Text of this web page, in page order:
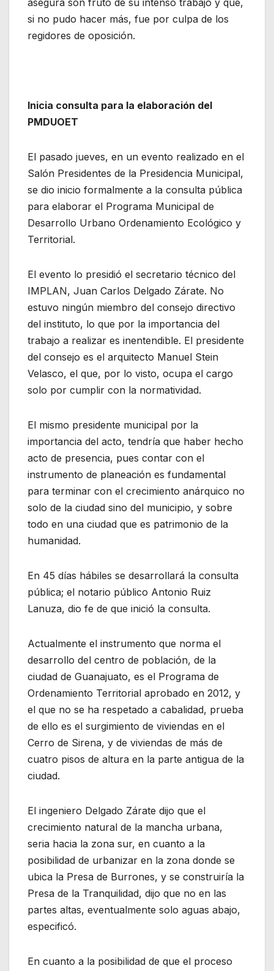
asegura son fruto de su intenso trabajo y que,
si no pudo hacer más, fue por culpa de los
regidores de oposición.
Inicia consulta para la elaboración del
PMDUOET
El pasado jueves, en un evento realizado en el
Salón Presidentes de la Presidencia Municipal,
se dio inicio formalmente a la consulta pública
para elaborar el Programa Municipal de
Desarrollo Urbano Ordenamiento Ecológico y
Territorial.
El evento lo presidió el secretario técnico del
IMPLAN, Juan Carlos Delgado Zárate. No
estuvo ningún miembro del consejo directivo
del instituto, lo que por la importancia del
trabajo a realizar es inentendible. El presidente
del consejo es el arquitecto Manuel Stein
Velasco, el que, por lo visto, ocupa el cargo
solo por cumplir con la normatividad.
El mismo presidente municipal por la
importancia del acto, tendría que haber hecho
acto de presencia, pues contar con el
instrumento de planeación es fundamental
para terminar con el crecimiento anárquico no
solo de la ciudad sino del municipio, y sobre
todo en una ciudad que es patrimonio de la
humanidad.
En 45 días hábiles se desarrollará la consulta
pública; el notario público Antonio Ruiz
Lanuza, dio fe de que inició la consulta.
Actualmente el instrumento que norma el
desarrollo del centro de población, de la
ciudad de Guanajuato, es el Programa de
Ordenamiento Territorial aprobado en 2012, y
el que no se ha respetado a cabalidad, prueba
de ello es el surgimiento de viviendas en el
Cerro de Sirena, y de viviendas de más de
cuatro pisos de altura en la parte antigua de la
ciudad.
El ingeniero Delgado Zárate dijo que el
crecimiento natural de la mancha urbana,
seria hacia la zona sur, en cuanto a la
posibilidad de urbanizar en la zona donde se
ubica la Presa de Burrones, y se construiría la
Presa de la Tranquilidad, dijo que no en las
partes altas, eventualmente solo aguas abajo,
especificó.
En cuanto a la posibilidad de que el proceso